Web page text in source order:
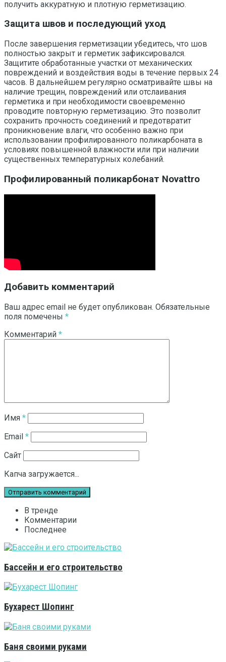
получить аккуратную и плотную герметизацию.
Защита швов и последующий уход
После завершения герметизации убедитесь, что шов
полностью закрыт и герметик зафиксировался.
Защитите обработанные участки от механических
повреждений и воздействия воды в течение первых 24
часов. В дальнейшем регулярно осматривайте швы на
наличие трещин, повреждений или отслаивания
герметика и при необходимости своевременно
проводите повторную герметизацию. Это позволит
сохранить прочность соединений и предотвратит
проникновение влаги, что особенно важно при
использовании профилированного поликарбоната в
условиях повышенной влажности или при наличии
существенных температурных колебаний.
Профилированный поликарбонат Novattro
Добавить комментарий
Ваш адрес email не будет опубликован. Обязательные
поля помечены *
Комментарий *
Имя *
Email *
Сайт
Капча загружается...
В тренде
Комментарии
Последнее
Бассейн и его строительство
Бухарест Шопинг
Баня своими руками